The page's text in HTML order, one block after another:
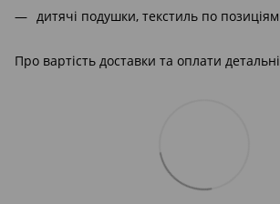
дитячі подушки, текстиль по
Про вартість доставки та оплати